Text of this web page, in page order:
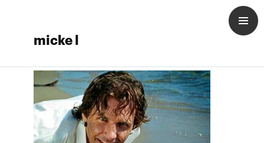
micke l